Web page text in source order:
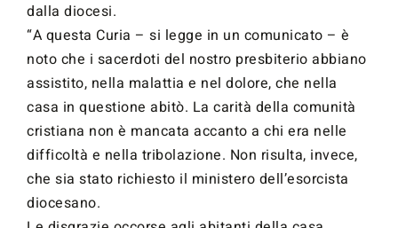
dalla diocesi.
“A questa Curia – si legge in un comunicato – è
noto che i sacerdoti del nostro presbiterio abbiano
assistito, nella malattia e nel dolore, che nella
casa in questione abitò. La carità della comunità
cristiana non è mancata accanto a chi era nelle
difficoltà e nella tribolazione. Non risulta, invece,
che sia stato richiesto il ministero dell’esorcista
diocesano.